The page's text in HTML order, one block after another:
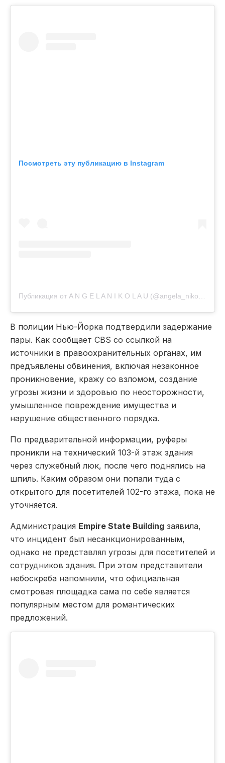
Посмотреть эту публикацию в Instagram
Публикация от A N G E L A N I K O L A U (@angela_nikolau)
В полиции Нью-Йорка подтвердили задержание
пары. Как сообщает CBS со ссылкой на
источники в правоохранительных органах, им
предъявлены обвинения, включая незаконное
проникновение, кражу со взломом, создание
угрозы жизни и здоровью по неосторожности,
умышленное повреждение имущества и
нарушение общественного порядка.
По предварительной информации, руферы
проникли на технический 103-й этаж здания
через служебный люк, после чего поднялись на
шпиль. Каким образом они попали туда с
открытого для посетителей 102-го этажа, пока не
уточняется.
Администрация Empire State Building заявила,
что инцидент был несанкционированным,
однако не представлял угрозы для посетителей и
сотрудников здания. При этом представители
небоскреба напомнили, что официальная
смотровая площадка сама по себе является
популярным местом для романтических
предложений.